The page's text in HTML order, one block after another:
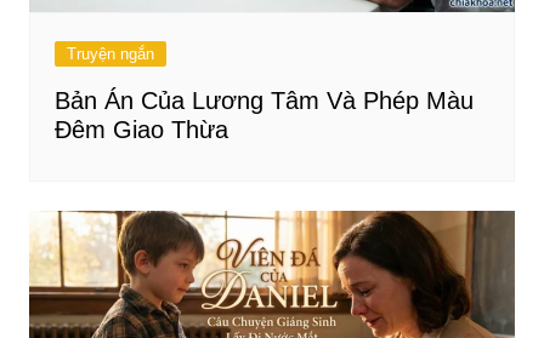
Truyện ngắn
Bản Án Của Lương Tâm Và Phép Màu
Đêm Giao Thừa